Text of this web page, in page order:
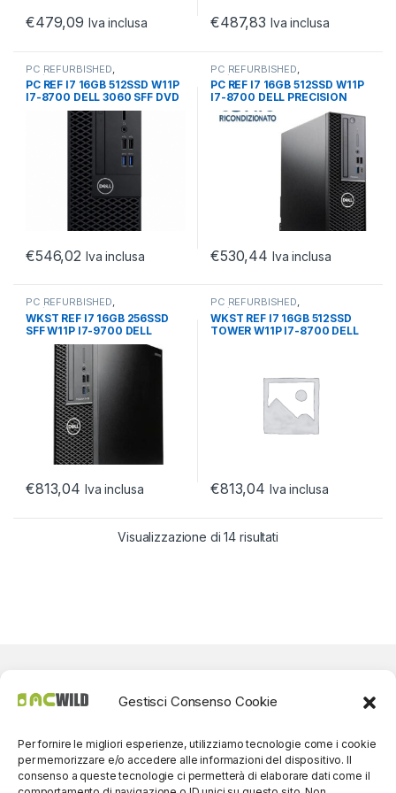
Gestisci Consenso Cookie
Per fornire le migliori esperienze, utilizziamo tecnologie come i cookie
per memorizzare e/o accedere alle informazioni del dispositivo. Il
consenso a queste tecnologie ci permetterà di elaborare dati come il
€479,09 Iva inclusa €487,83 Iva inclusa
PC REFURBISHED
PC/WORKSTATION, SFF
REFURBISHED
PC REF I7 16GB 512SSD W11P
I7-8700 DELL 3060 SFF DVD
€546,02 Iva inclusa
PC REFURBISHED
PC/WORKSTATION, SFF
REFURBISHED
PC REF I7 16GB 512SSD W11P
I7-8700 DELL PRECISION
3430 SFF
€530,44 Iva inclusa
PC REFURBISHED,
PC/WORKSTATION ,SFF
REFURBISHED
WKST REF I7 16GB 256SSD
SFF W11P I7-9700 DELL
PREC. 3431 P1000 4GB
€813,04 Iva inclusa
PC REFURBISHED,
PC/WORKSTATION ,SFF
REFURBISHED
WKST REF I7 16GB 512SSD
TOWER W11P I7-8700 DELL
€813,04 Iva inclusa
Visualizzazione di 14 risultati